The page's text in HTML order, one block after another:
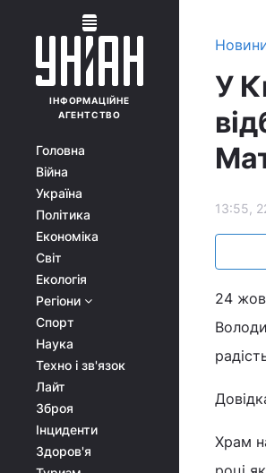
ІНФОРМАЦІЙНЕ
АГЕНТСТВО
Головна
Війна
Україна
Політика
Економіка
Світ
Екологія
Регіони
Спорт
Наука
Техно і зв'язок
Лайт
Зброя
Інциденти
Здоров'я
У
13:55,
24
Храм